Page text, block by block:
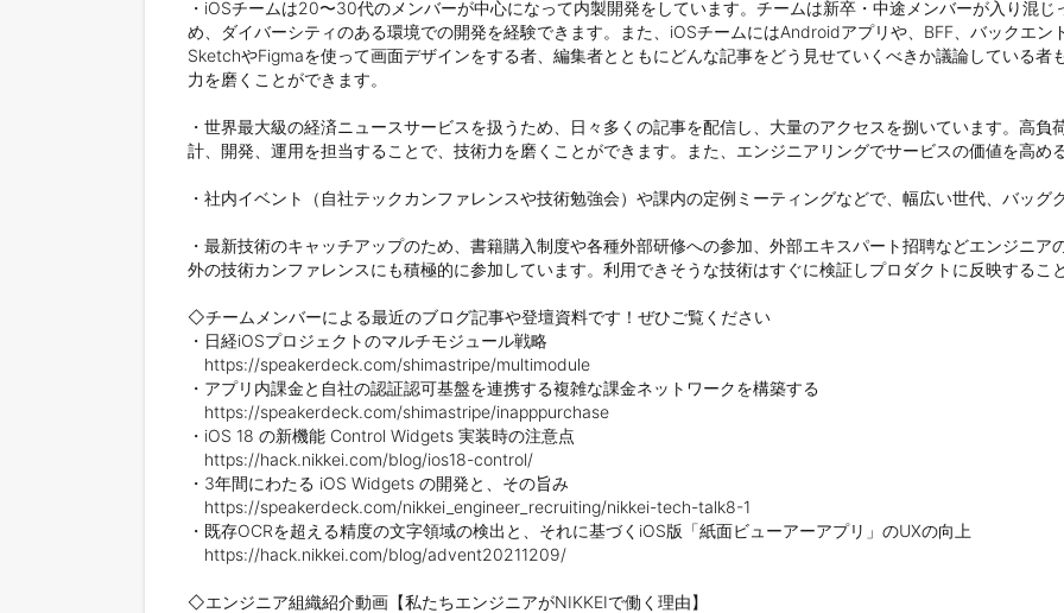
・iOSチームは20〜30代のメンバーが中心になって内製開発をしています。チームは新卒・中途メンバーが入り混
め、ダイバーシティのある環境での開発を経験できます。また、iOSチームにはAndroidアプリや、BFF、バックエ
SketchやFigmaを使って画面デザインをする者、編集者とともにどんな記事をどう見せていくべきか議論している者
力を磨くことができます。
・​​世界最大級の経済ニュースサービスを扱うため、日々多くの記事を配信し、大量のアクセスを捌いています。高
計、開発、運用を担当することで、技術力を磨くことができます。また、エンジニアリングでサービスの価値を高め
・社内イベント（自社テックカンファレンスや技術勉強会）や課内の定例ミーティングなどで、幅広い世代、バッ
・最新技術のキャッチアップのため、書籍購入制度や各種外部研修への参加、外部エキスパート招聘などエンジニ
外の技術カンファレンスにも積極的に参加しています。利用できそうな技術はすぐに検証しプロダクトに反映するこ
◇チームメンバーによる最近のブログ記事や登壇資料です！ぜひご覧ください
・日経iOSプロジェクトのマルチモジュール戦略
https://speakerdeck.com/shimastripe/multimodule
・アプリ内課金と自社の認証認可基盤を連携する複雑な課金ネットワークを構築する
https://speakerdeck.com/shimastripe/inapppurchase
・iOS 18 の新機能 Control Widgets 実装時の注意点
https://hack.nikkei.com/blog/ios18-control/
・3年間にわたる iOS Widgets の開発と、その旨み
https://speakerdeck.com/nikkei_engineer_recruiting/nikkei-tech-talk8-1
・既存OCRを超える精度の文字領域の検出と、それに基づくiOS版「紙面ビューアーアプリ」のUXの向上
https://hack.nikkei.com/blog/advent20211209/
◇エンジニア組織紹介動画【私たちエンジニアがNIKKEIで働く理由】